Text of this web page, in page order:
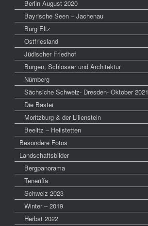
Berlin August 2020
Bayrische Seen – Jachenau
Burg Eltz
Ostfriesland
Jüdischer Friedhof
Burgen, Schlösser und Architektur
Nürnberg
Sächsiche Schweiz- Dresden- Oktober 2021
Die Bastei
Moritzburg & der Lilienstein
Beelitz – Heilstetten
Besondere Fotos
Landschaftsbilder
Bergpanorama
Teneriffa
Schweiz 2023
Winter – 2019
Herbst 2022